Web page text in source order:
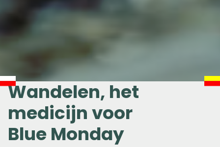
Wandelen, het
medicijn voor
Blue Monday